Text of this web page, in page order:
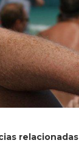
relacionadas